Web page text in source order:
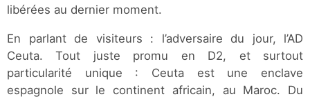
libérées au dernier moment.
En parlant de visiteurs : l’adversaire du jour, l’AD
Ceuta. Tout juste promu en D2, et surtout
particularité unique : Ceuta est une enclave
espagnole sur le continent africain, au Maroc. Du